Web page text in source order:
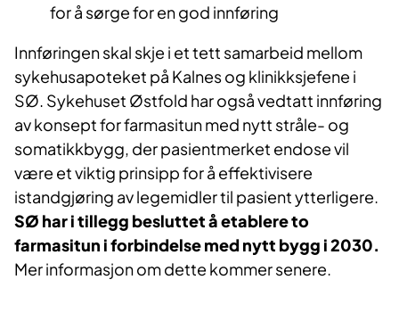
for å sørge for en god innføring
Innføringen skal skje i et tett samarbeid mellom
sykehusapoteket på Kalnes og klinikksjefene i
SØ. Sykehuset Østfold har også vedtatt innføring
av konsept for farmasitun med nytt stråle- og
somatikkbygg, der pasientmerket endose vil
være et viktig prinsipp for å effektivisere
istandgjøring av legemidler til pasient ytterligere.
SØ har i tillegg besluttet å etablere to
farmasitun i forbindelse med nytt bygg i 2030.
Mer informasjon om dette kommer senere.